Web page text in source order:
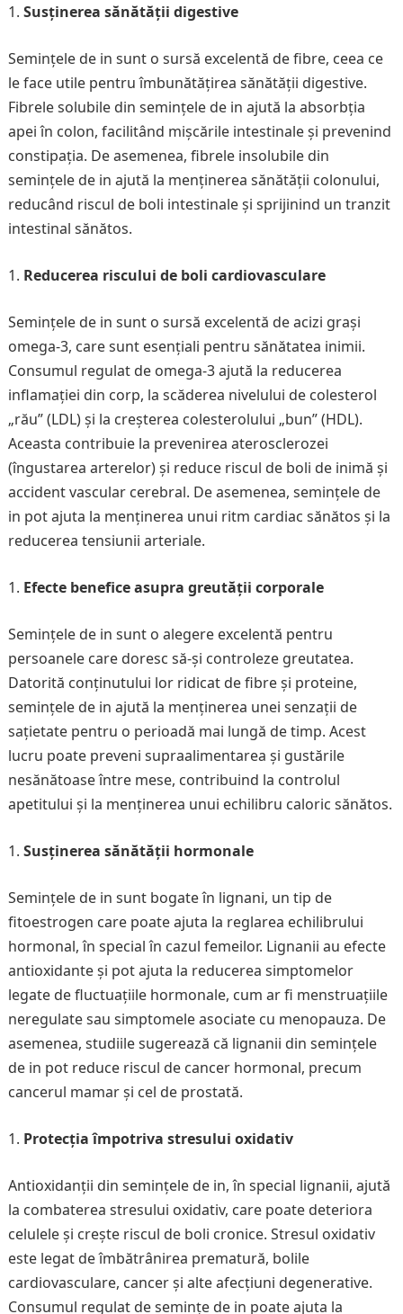
Susținerea sănătății digestive
Semințele de in sunt o sursă excelentă de fibre, ceea ce
le face utile pentru îmbunătățirea sănătății digestive.
Fibrele solubile din semințele de in ajută la absorbția
apei în colon, facilitând mișcările intestinale și prevenind
constipația. De asemenea, fibrele insolubile din
semințele de in ajută la menținerea sănătății colonului,
reducând riscul de boli intestinale și sprijinind un tranzit
intestinal sănătos.
Reducerea riscului de boli cardiovasculare
Semințele de in sunt o sursă excelentă de acizi grași
omega-3, care sunt esențiali pentru sănătatea inimii.
Consumul regulat de omega-3 ajută la reducerea
inflamației din corp, la scăderea nivelului de colesterol
„rău” (LDL) și la creșterea colesterolului „bun” (HDL).
Aceasta contribuie la prevenirea aterosclerozei
(îngustarea arterelor) și reduce riscul de boli de inimă și
accident vascular cerebral. De asemenea, semințele de
in pot ajuta la menținerea unui ritm cardiac sănătos și la
reducerea tensiunii arteriale.
Efecte benefice asupra greutății corporale
Semințele de in sunt o alegere excelentă pentru
persoanele care doresc să-și controleze greutatea.
Datorită conținutului lor ridicat de fibre și proteine,
semințele de in ajută la menținerea unei senzații de
sațietate pentru o perioadă mai lungă de timp. Acest
lucru poate preveni supraalimentarea și gustările
nesănătoase între mese, contribuind la controlul
apetitului și la menținerea unui echilibru caloric sănătos.
Susținerea sănătății hormonale
Semințele de in sunt bogate în lignani, un tip de
fitoestrogen care poate ajuta la reglarea echilibrului
hormonal, în special în cazul femeilor. Lignanii au efecte
antioxidante și pot ajuta la reducerea simptomelor
legate de fluctuațiile hormonale, cum ar fi menstruațiile
neregulate sau simptomele asociate cu menopauza. De
asemenea, studiile sugerează că lignanii din semințele
de in pot reduce riscul de cancer hormonal, precum
cancerul mamar și cel de prostată.
Protecția împotriva stresului oxidativ
Antioxidanții din semințele de in, în special lignanii, ajută
la combaterea stresului oxidativ, care poate deteriora
celulele și crește riscul de boli cronice. Stresul oxidativ
este legat de îmbătrânirea prematură, bolile
cardiovasculare, cancer și alte afecțiuni degenerative.
Consumul regulat de semințe de in poate ajuta la